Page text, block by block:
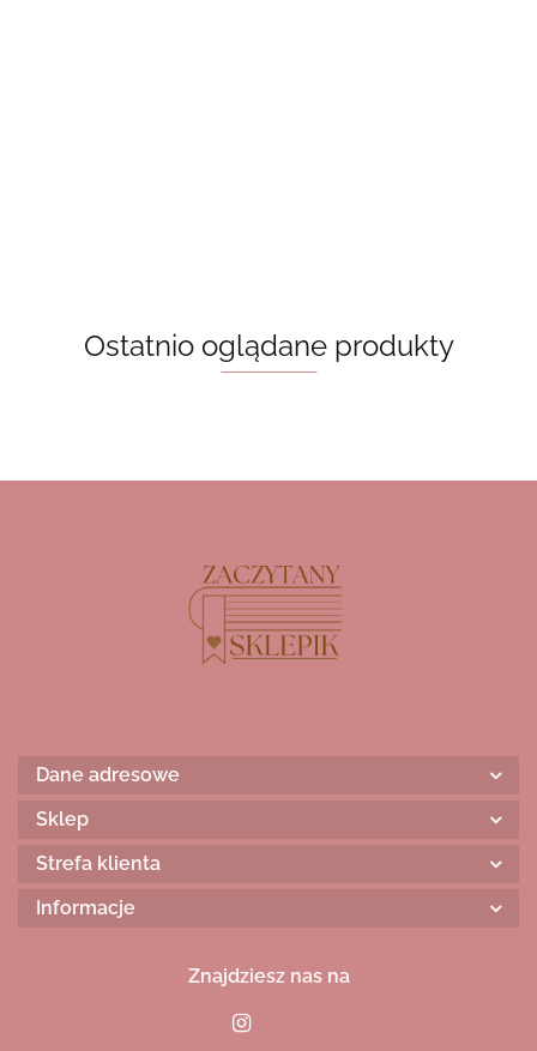
Ostatnio oglądane produkty
Dane adresowe
Sklep
Strefa klienta
Informacje
Znajdziesz nas na